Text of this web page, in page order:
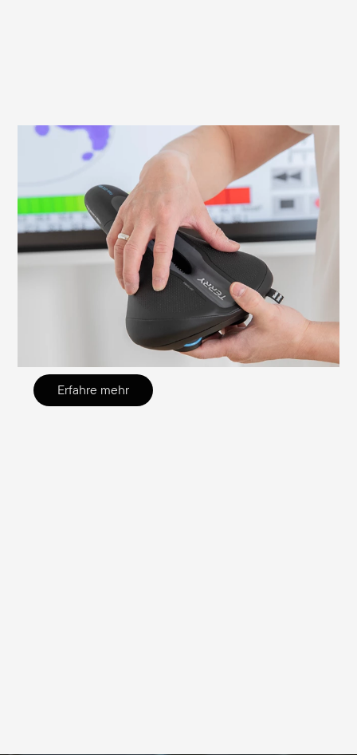
Worauf du beim Montieren deines Sattels
Es ist wichtig, den Sattel richtig
einzustellen, um Sitzbeschwerden zu
vermeiden und eine effiziente Fahrt zu
ermöglichen. Wir erklären dir hier, worauf
du achten solltest und wie du die nötigen
Einstellungen selbst überprüfen und
justieren kannst.
Erfahre mehr